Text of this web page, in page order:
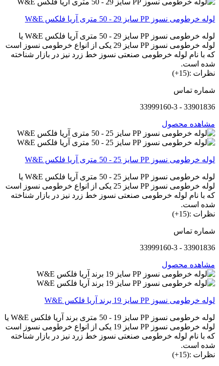
لوله خرطومی نسوز PP سایز 29 - 50 متری آریا فلکس W&E
لوله خرطومی نسوز PP سایز 29 - 50 متری آریا فلکس W&E یا
لوله خرطومی نسوز PP سایز 29 یکی از انواع خرطومی نسوز است
که با نام لوله خرطومی صنعتی نسوز خط زرد نیز در بازار شناخته
شده است.
نظرات :(15+)
شماره تماس
33901836 - 33999160-3
مشاهده محصول
لوله خرطومی نسوز PP سایز 25 - 50 متری آریا فلکس W&E
لوله خرطومی نسوز PP سایز 25 - 50 متری آریا فلکس W&E یا
لوله خرطومی نسوز PP سایز 25 یکی از انواع خرطومی نسوز است
که با نام لوله خرطومی صنعتی نسوز خط زرد نیز در بازار شناخته
شده است.
نظرات :(15+)
شماره تماس
33901836 - 33999160-3
مشاهده محصول
لوله خرطومی نسوز PP سایز 19 برند آریا فلکس W&E
لوله خرطومی نسوز PP سایز 19 - 50 متری برند آریا فلکس W&E یا
لوله خرطومی نسوز PP سایز 19 یکی از انواع خرطومی نسوز است
که با نام لوله خرطومی صنعتی نسوز خط زرد نیز در بازار شناخته
شده است.
نظرات :(15+)